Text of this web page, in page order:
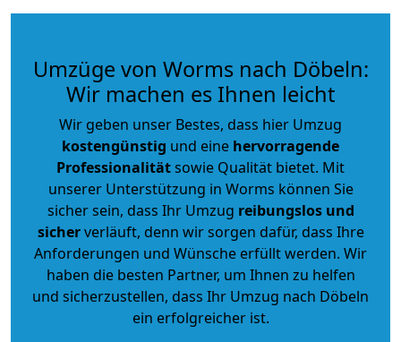
Umzüge von Worms nach Döbeln:
Wir machen es Ihnen leicht
Wir geben unser Bestes, dass hier Umzug
kostengünstig und eine hervorragende
Professionalitätsowie Qualität bietet. Mit
unserer Unterstützung in Worms können Sie
sicher sein, dass Ihr Umzug reibungslos und
sicherverläuft, denn wir sorgen dafür, dass Ihre
Anforderungen und Wünsche erfüllt werden. Wir
haben die besten Partner, um Ihnen zu helfen
und sicherzustellen, dass Ihr Umzug nach Döbeln
ein erfolgreicher ist.